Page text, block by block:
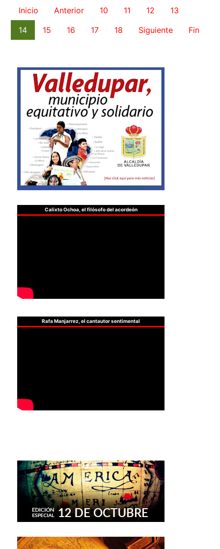
Inicio Anterior 10 11 12
13
14
15 16 17 18 Siguiente Fin
Calixto Ochoa, el filósofo del acordeón
Rafa Manjarrez, el cantautor sentimental